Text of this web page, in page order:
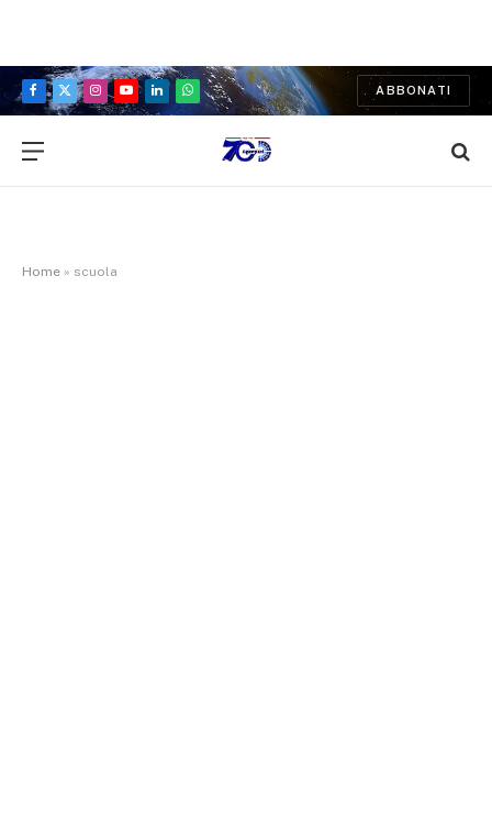
Facebook
X
Instagram
YouTubeLinkedInWhatsApp
ABBONATI
Home » scuola